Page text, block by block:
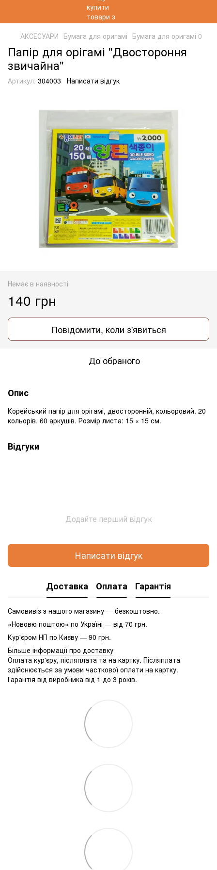
АКСЕСУАРИ Бумага для оригамі Бумага для оригамі 0
Папір для орігамі "Двостороння
звичайна"
Артикул: 304003 Написати відгук
Немає в наявності
140 грн
Повідомити, коли з'явиться
До обраного
Опис
Корейський папір для орігамі, двосторонній, кольоровий. 20
кольорів. 60 аркушів. Розмір листа: 15 × 15 см.
Відгуки
Додайте перший відгук
Написати відгук
Доставка Оплата Гарантія
Самовивіз з нашого магазину — безкоштовно.
«Нововю поштою» по Україні — від 70 грн.
Кур'єром НП по Києву — 90 грн.
Більше інформації про доставку
Оплата кур'єру, післяплата та на картку. Післяплата
здійснюється за умови часткової оплати на картку.
Гарантія від виробника від 1 до 3 років.